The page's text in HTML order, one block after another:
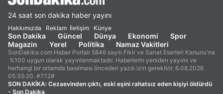
24 saat son dakika haber yayını
Hakkımızda Reklam İletişim Künye
Son Dakika Güncel Dünya Ekonomi
Spor
Magazin
Yerel Politika Namaz Vakitleri
SonDakika.com Haber Portalı 5846 sayılı Fikir ve Sanat Eserleri Kanunu'na
%100 uygun olarak yayınlanmaktadır. Haberlerin yeniden yayımı ve
herhangi bir ortamda basılması önceden yazılı izin gerektirir. 6.08.2026
05:35:20. #7.12#
SON DAKİKA: Cezaevinden çıktı, eski eşini rahatsız eden kişiyi öldürdü
- Son Dakika